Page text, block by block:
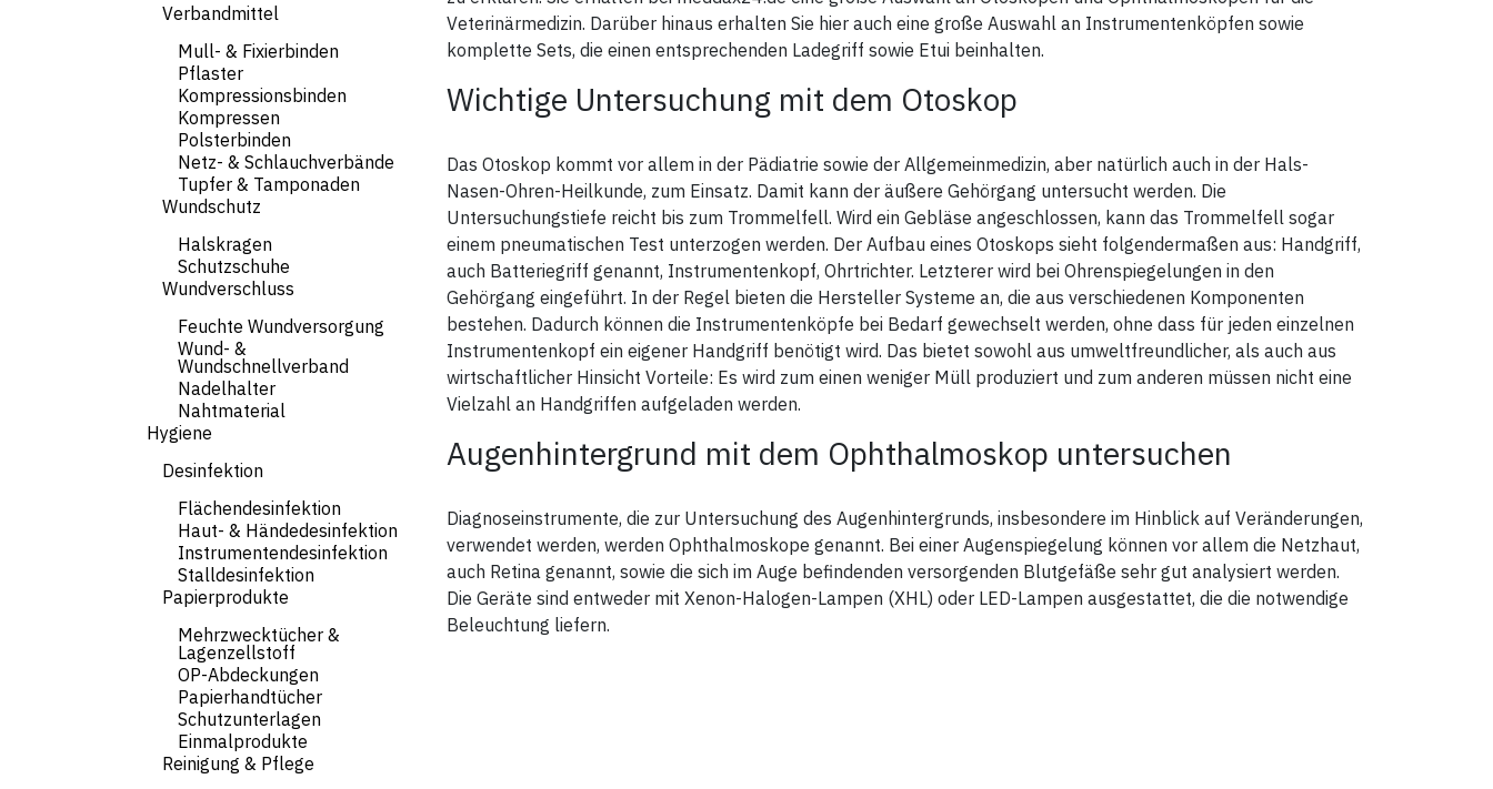
Verbandmittel
Mull- & Fixierbinden
Pflaster
Kompressionsbinden
Kompressen
Polsterbinden
Netz- & Schlauchverbände
Tupfer & Tamponaden
Wundschutz
Halskragen
Schutzschuhe
Wundverschluss
Feuchte Wundversorgung
Wund- &
Wundschnellverband
Nadelhalter
Nahtmaterial
Hygiene
Desinfektion
Flächendesinfektion
Haut- & Händedesinfektion
Instrumentendesinfektion
Stalldesinfektion
Papierprodukte
Mehrzwecktücher &
Lagenzellstoff
OP-Abdeckungen
Papierhandtücher
Schutzunterlagen
Einmalprodukte
Reinigung & Pflege
Veterinärmedizin. Darüber hinaus erhalten Sie hier auch eine große Auswahl an Instrumentenköpfen sowie
komplette Sets, die einen entsprechenden Ladegriff sowie Etui beinhalten.
Wichtige Untersuchung mit dem Otoskop
Das Otoskop kommt vor allem in der Pädiatrie sowie der Allgemeinmedizin, aber natürlich auch in der Hals-
Nasen-Ohren-Heilkunde, zum Einsatz. Damit kann der äußere Gehörgang untersucht werden. Die
Untersuchungstiefe reicht bis zum Trommelfell. Wird ein Gebläse angeschlossen, kann das Trommelfell sogar
einem pneumatischen Test unterzogen werden. Der Aufbau eines Otoskops sieht folgendermaßen aus: Handgriff,
auch Batteriegriff genannt, Instrumentenkopf, Ohrtrichter. Letzterer wird bei Ohrenspiegelungen in den
Gehörgang eingeführt. In der Regel bieten die Hersteller Systeme an, die aus verschiedenen Komponenten
bestehen. Dadurch können die Instrumentenköpfe bei Bedarf gewechselt werden, ohne dass für jeden einzelnen
Instrumentenkopf ein eigener Handgriff benötigt wird. Das bietet sowohl aus umweltfreundlicher, als auch aus
wirtschaftlicher Hinsicht Vorteile: Es wird zum einen weniger Müll produziert und zum anderen müssen nicht eine
Vielzahl an Handgriffen aufgeladen werden.
Augenhintergrund mit dem Ophthalmoskop untersuchen
Diagnoseinstrumente, die zur Untersuchung des Augenhintergrunds, insbesondere im Hinblick auf Veränderungen,
verwendet werden, werden Ophthalmoskope genannt. Bei einer Augenspiegelung können vor allem die Netzhaut,
auch Retina genannt, sowie die sich im Auge befindenden versorgenden Blutgefäße sehr gut analysiert werden.
Die Geräte sind entweder mit Xenon-Halogen-Lampen (XHL) oder LED-Lampen ausgestattet, die die notwendige
Beleuchtung liefern.